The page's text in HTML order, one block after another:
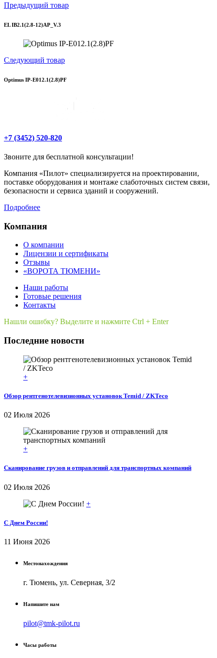
Предыдущий товар
EL IB2.1(2.8-12)AP_V.3
Следующий товар
Optimus IP-E012.1(2.8)PF
+7 (3452) 520-820
Звоните для бесплатной консультации!
Компания «Пилот» специализируется на проектировании,
поставке оборудования и монтаже слаботочных систем связи,
безопасности и сервиса зданий и сооружений.
Подробнее
Компания
О компании
Лицензии и сертификаты
Отзывы
«ВОРОТА ТЮМЕНИ»
Наши работы
Готовые решения
Контакты
Нашли ошибку? Выделите и нажмите Ctrl + Enter
Последние новости
+
Обзор рентгенотелевизионных установок Temid / ZKTeco
02 Июля 2026
+
Сканирование грузов и отправлений для транспортных компаний
02 Июля 2026
+
С Днем России!
11 Июня 2026
Местонахождения
г. Тюмень, ул. Северная, 3/2
Напишите нам
pilot@tmk-pilot.ru
Часы работы